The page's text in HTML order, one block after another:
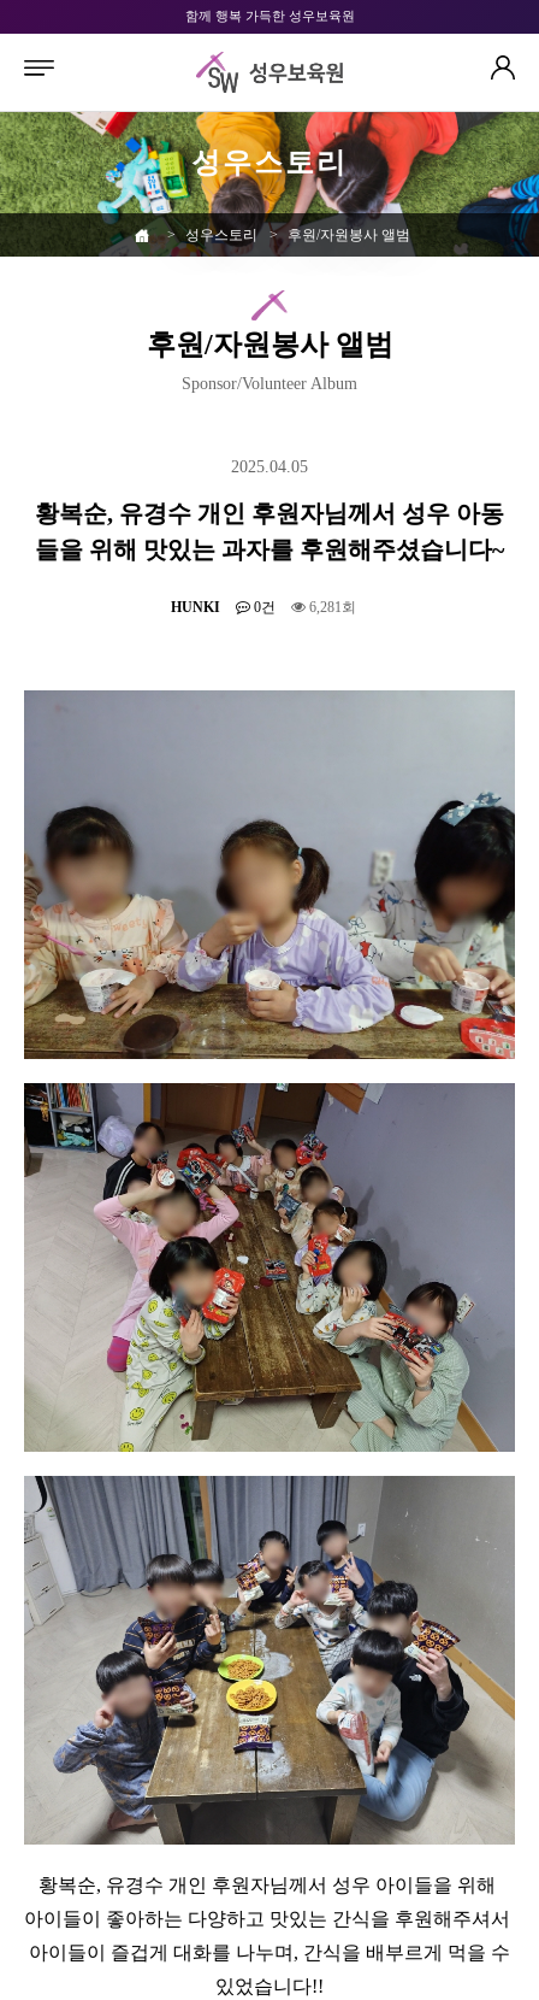
함께 행복 가득한 성우보육원
성우스토리
> 성우스토리 > 후원/자원봉사 앨범
후원/자원봉사 앨범
Sponsor/Volunteer Album
2025.04.05
황복순, 유경수 개인 후원자님께서 성우 아동
들을 위해 맛있는 과자를 후원해주셨습니다~
HUNKI 0건 6,281회
황복순, 유경수 개인 후원자님께서 성우 아이들을 위해
아이들이 좋아하는 다양하고 맛있는 간식을 후원해주셔서
아이들이 즐겁게 대화를 나누며, 간식을 배부르게 먹을 수
있었습니다!!